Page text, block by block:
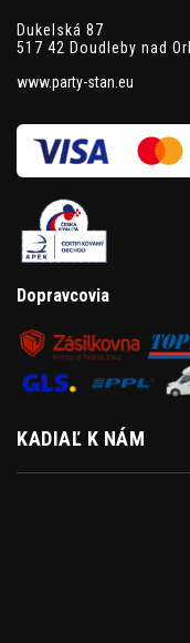
Dukelská 87
517 42 Doudleby nad
www.party-stan.eu
Dopravcovia
KADIAĽ K NÁM